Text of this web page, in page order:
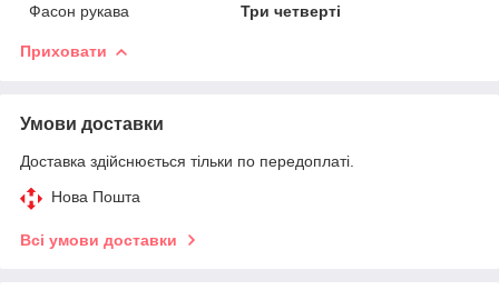
Фасон рукава
Три четверті
Приховати
Умови доставки
Доставка здійснюється тільки по передоплаті.
Нова Пошта
Всі умови доставки